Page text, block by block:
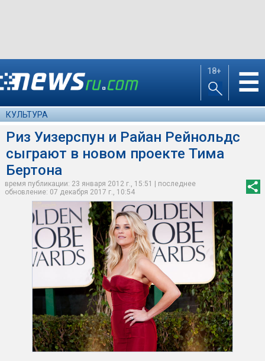
18+ ☰
КУЛЬТУРА
Риз Уизерспун и Райан Рейнольдс
сыграют в новом проекте Тима
Бертона
время публикации: 23 января 2012 г., 15:51 | последнее
обновление: 07 декабря 2017 г., 10:54